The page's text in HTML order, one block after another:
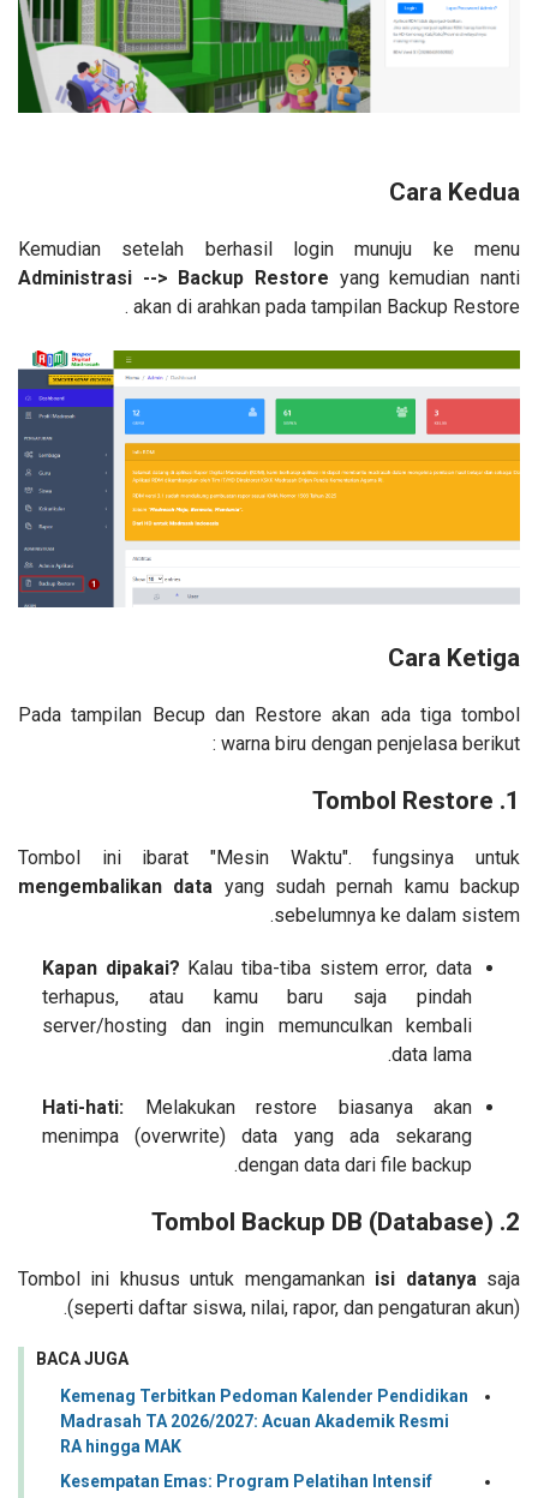
Cara Kedua
Kemudian setelah berhasil login munuju ke menu
Administrasi --> Backup Restore yang kemudian nanti
akan di arahkan pada tampilan Backup Restore .
Cara Ketiga
Pada tampilan Becup dan Restore akan ada tiga tombol
warna biru dengan penjelasa berikut :
1. Tombol
Restore
Tombol ini ibarat "Mesin Waktu". fungsinya untuk
mengembalikan data yang sudah pernah kamu backup
sebelumnya ke dalam sistem.
Kapan dipakai? Kalau tiba-tiba sistem error, data
terhapus, atau kamu baru saja pindah
server/hosting dan ingin memunculkan kembali
data lama.
Hati-hati: Melakukan restore biasanya akan
menimpa (overwrite) data yang ada sekarang
dengan data dari file backup.
2. Tombol
Backup DB (Database)
Tombol ini khusus untuk mengamankan isi datanyasaja
(seperti daftar siswa, nilai, rapor, dan pengaturan akun).
BACA JUGA
Kemenag Terbitkan Pedoman Kalender Pendidikan
Madrasah TA 2026/2027: Acuan Akademik Resmi
RA hingga MAK
Kesempatan Emas: Program Pelatihan Intensif